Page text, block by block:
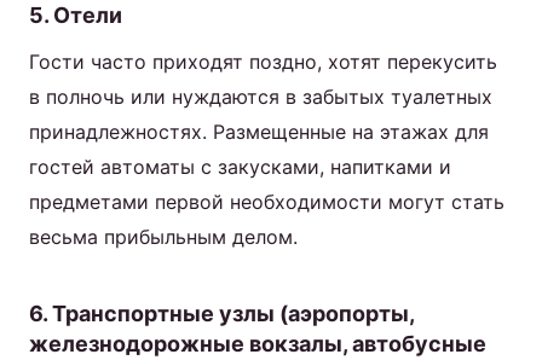
5. Отели
Гости часто приходят поздно, хотят перекусить
в полночь или нуждаются в забытых туалетных
принадлежностях. Размещенные на этажах для
гостей автоматы с закусками, напитками и
предметами первой необходимости могут стать
весьма прибыльным делом.
6. Транспортные узлы (аэропорты,
железнодорожные вокзалы, автобусные